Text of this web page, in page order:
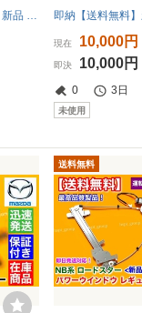
保証/在庫【送料無料】新品 強化 イグニッションコイル 4本【NC ロードスター NCEC LF-VE】L3G2-18-100A L3G2-18-100B ハイパワー 2000cc
現在 10,000円
即決 10,000円
0 3日
未使用
送料無料